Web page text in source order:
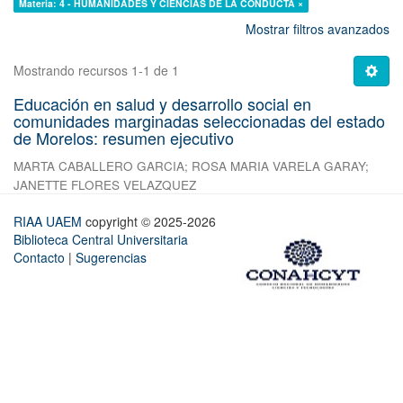
Materia: 4 - HUMANIDADES Y CIENCIAS DE LA CONDUCTA ×
Mostrar filtros avanzados
Mostrando recursos 1-1 de 1
Educación en salud y desarrollo social en
comunidades marginadas seleccionadas del estado
de Morelos: resumen ejecutivo
MARTA CABALLERO GARCIA; ROSA MARIA VARELA GARAY;
JANETTE FLORES VELAZQUEZ
RIAA UAEM copyright © 2025-2026
Biblioteca Central Universitaria
Contacto | Sugerencias